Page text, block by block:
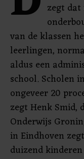
zegt
van de klassen
leerlingen,
aldus een
school. Scholen
ongeveer 20
zegt Henk Smid,
Onderwijs
in Eindhoven
duizend